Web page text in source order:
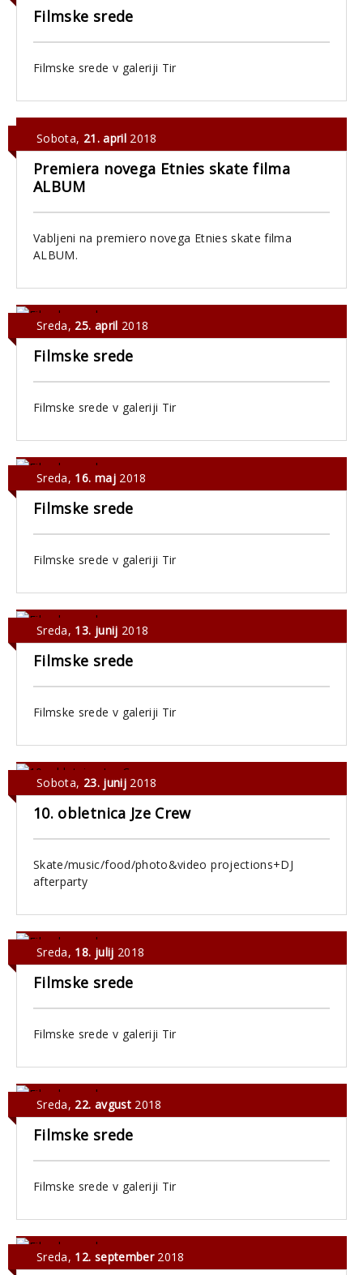
Filmske srede
Filmske srede v galeriji Tir
Sobota, 21. april2018
Premiera novega Etnies skate filma
ALBUM
Vabljeni na premiero novega Etnies skate filma
ALBUM.
Sreda, 25. april 2018
Filmske srede
Filmske srede v galeriji Tir
Sreda, 16. maj2018
Filmske srede
Filmske srede v galeriji Tir
Sreda, 13. junij 2018
Filmske srede
Filmske srede v galeriji Tir
Sobota, 23. junij2018
10. obletnica Jze Crew
Skate/music/food/photo&video projections+DJ
afterparty
Sreda, 18. julij 2018
Filmske srede
Filmske srede v galeriji Tir
Sreda, 22. avgust2018
Filmske srede
Filmske srede v galeriji Tir
Sreda, 12. september2018